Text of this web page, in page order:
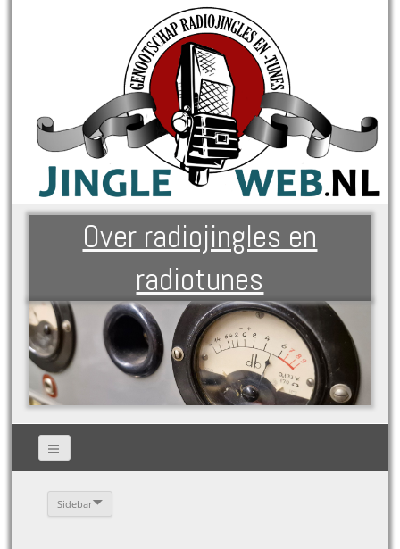
Over radiojingles en
radiotunes
Sidebar